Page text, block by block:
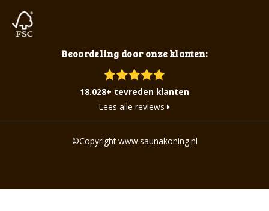
Beoordeling door onze klanten:
18.028+ tevreden klanten
Lees alle reviews
©Copyright www.saunakoning.nl